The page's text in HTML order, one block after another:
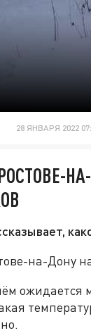
28 ЯНВАРЯ 2022
на-Дону
ожидается